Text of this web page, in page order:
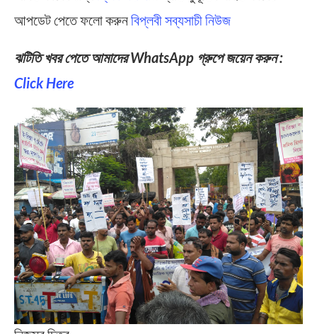
আপডেট পেতে ফলো করুনবিপ্লবী সব্যসাচী নিউজ
ঝটিতি খবর পেতে আমাদের WhatsApp গ্রুপে জয়েন করুন :
Click Here